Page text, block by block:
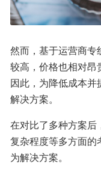
然而，基于运营商专
较高，价格也相对昂
因此，为降低成本
解决方案。
在对比了多种方案后
复杂程度等多方面
为解决方案。